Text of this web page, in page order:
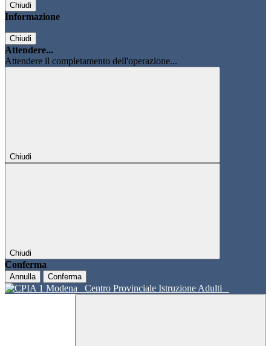
Chiudi
Informazione
Chiudi
Attendere...
Attendere il completamento dell'operazione...
Chiudi
Chiudi
Conferma
Annulla Conferma
Centro Provinciale Istruzione Adulti